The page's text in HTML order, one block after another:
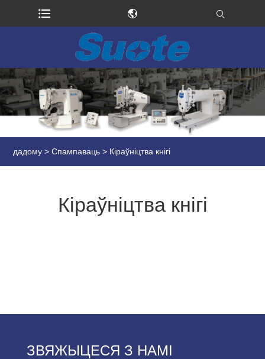
дадому > Спампаваць > Кіраўніцтва кнігі
Кіраўніцтва кнігі
ЗВЯЖЫЦЕСЯ З НАМІ